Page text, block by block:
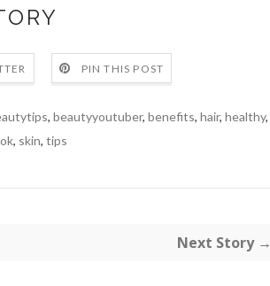
PIN THIS POST
, beautyyoutuber, benefits, hair, healthy,
, skin, tips
Next Story →